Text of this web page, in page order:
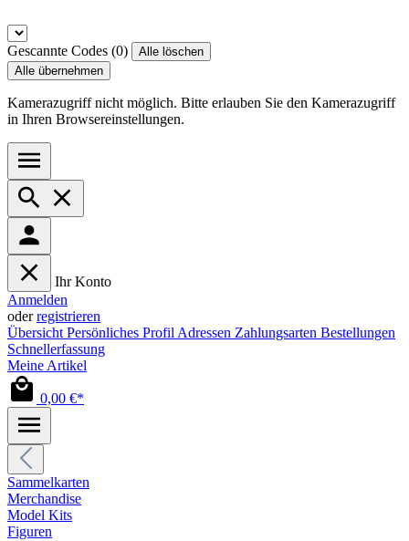
Gescannte Codes (0)
Alle löschen
Alle übernehmen
Kamerazugriff nicht möglich. Bitte erlauben Sie den Kamerazugriff
in Ihren Browsereinstellungen.
Ihr Konto
Anmelden
oderregistrieren
Übersicht Persönliches Profil Adressen Zahlungsarten Bestellungen
Schnellerfassung
Meine Artikel
0,00 €*
Sammelkarten
Merchandise
Model Kits
Figuren